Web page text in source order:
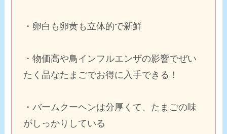
・卵白も卵黄も 立体的で新鮮
・物価高や鳥インフルエンザの影響でぜい
たく品なたまごでお得に入手できる！
・バームクーヘンは分厚くて、たまごの味
がしっかりしている